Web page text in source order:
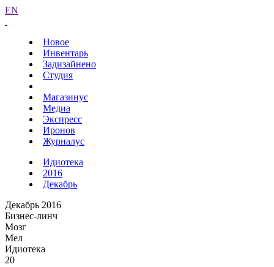
EN
Новое
Инвентарь
Задизайнено
Студия
Магазинус
Медиа
Экспресс
Иронов
Журналус
Идиотека
2016
Декабрь
Декабрь 2016
Бизнес-линч
Мозг
Мел
Идиотека
20